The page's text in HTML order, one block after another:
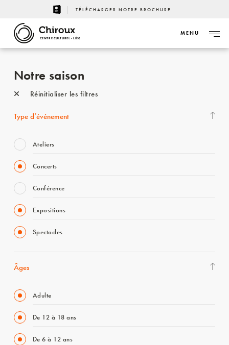
TÉLÉCHARGER NOTRE BROCHURE
CENTRE CULTUREL - LIÈGE
MENU
Notre saison
Réinitialiser les filtres
Type d’événement
Ateliers
Concerts
Conférence
Expositions
Spectacles
Âges
Adulte
De 12 à 18 ans
De 6 à 12 ans